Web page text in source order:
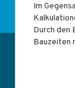
Im
Durch den
Bauzeiten